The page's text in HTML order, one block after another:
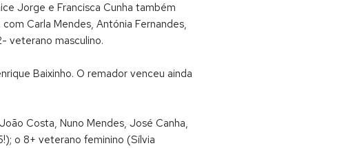
Jorge e Francisca Cunha também
Carla Mendes, Antónia Fernandes,
veterano masculino.
Baixinho. O remador venceu ainda
Costa, Nuno Mendes, José Canha,
o 8+ veterano feminino (Sílvia